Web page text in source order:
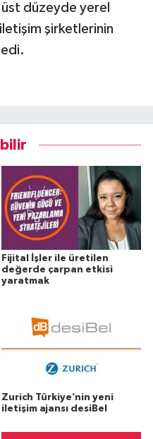
üst düzeyde yerel
iletişim şirketlerinin
Fijital İşler ile üretilen
değerde çarpan etkisi
yaratmak
Zurich Türkiye’nin yeni
iletişim ajansı desiBel